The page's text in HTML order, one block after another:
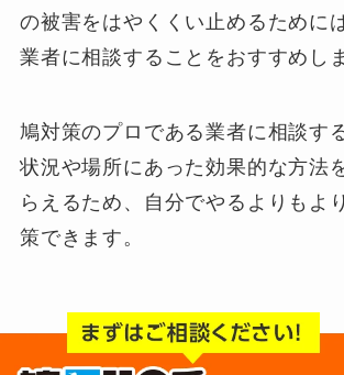
の被害をはやくくい止めるために
業者に相談することをおすすめし
鳩対策のプロである業者に相談す
状況や場所にあった効果的な方法
らえるため、自分でやるよりもよ
策できます。